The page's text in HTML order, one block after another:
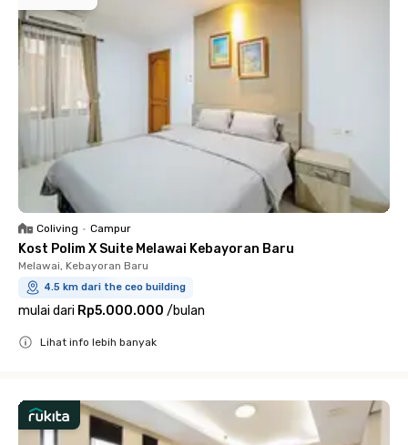
Coliving • Campur
Kost Polim X Suite Melawai Kebayoran Baru
Melawai, Kebayoran Baru
4.5 km dari the ceo building
mulai dari Rp5.000.000 /bulan
Lihat info lebih banyak